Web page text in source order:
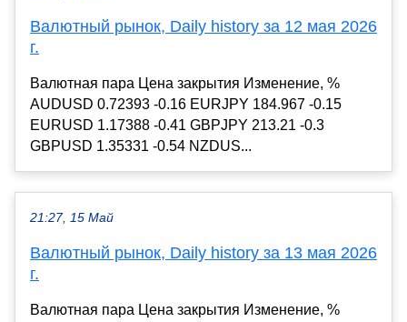
Валютный рынок, Daily history за 12 мая 2026
г.
Валютная пара Цена закрытия Изменение, %
AUDUSD 0.72393 -0.16 EURJPY 184.967 -0.15
EURUSD 1.17388 -0.41 GBPJPY 213.21 -0.3
GBPUSD 1.35331 -0.54 NZDUS...
21:27, 15 Май
Валютный рынок, Daily history за 13 мая 2026
г.
Валютная пара Цена закрытия Изменение, %